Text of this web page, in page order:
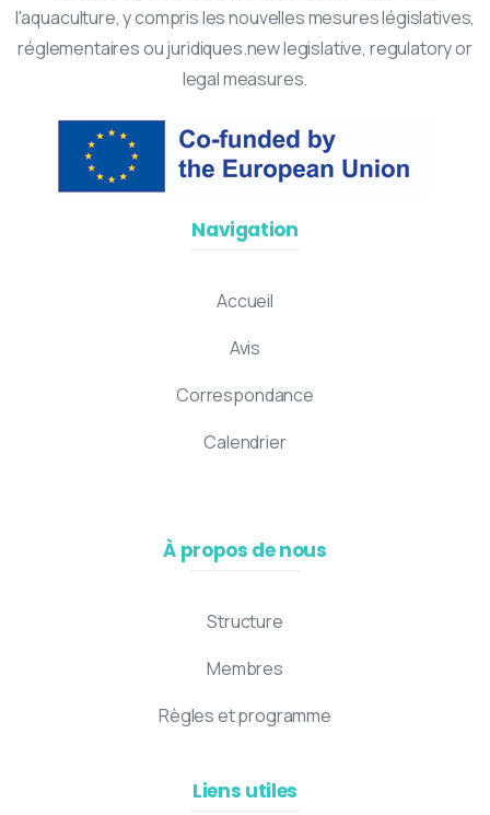
l'aquaculture, y compris les nouvelles mesures législatives,
réglementaires ou juridiques.new legislative, regulatory or
legal measures.
Navigation
Accueil
Avis
Correspondance
Calendrier
À propos de nous
Structure
Membres
Règles et programme
Liens utiles